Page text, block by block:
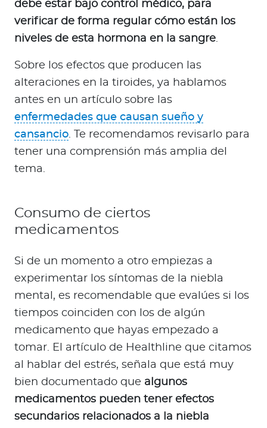
debe estar bajo control médico, para
verificar de forma regular cómo están los
niveles de esta hormona en la sangre.
Sobre los efectos que producen las
alteraciones en la tiroides, ya hablamos
antes en un artículo sobre las
enfermedades que causan sueño y
cansancio. Te recomendamos revisarlo para
tener una comprensión más amplia del
tema.
Consumo de ciertos
medicamentos
Si de un momento a otro empiezas a
experimentar los síntomas de la niebla
mental, es recomendable que evalúes si los
tiempos coinciden con los de algún
medicamento que hayas empezado a
tomar. El artículo de Healthline que citamos
al hablar del estrés, señala que está muy
bien documentado que algunos
medicamentos pueden tener efectos
secundarios relacionados a la niebla